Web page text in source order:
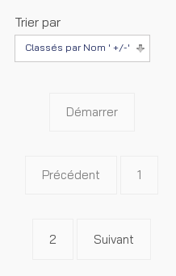
Trier par
Classés par Nom ' +/-'
Démarrer
Précédent 1
2 Suivant